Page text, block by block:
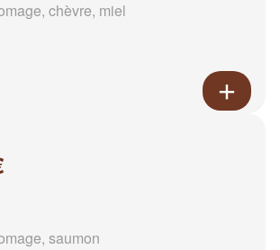
chèvre, miel
saumon